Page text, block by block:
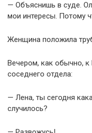
— Объяснишь в суде.
мои интересы. Потому
Женщина положила
Вечером, как обычно, к
соседнего отдела:
— Лена, ты сегодня
случилось?